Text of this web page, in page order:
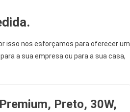
isso nos esforçamos para oferecer um
a sua empresa ou para a sua casa,
Preto, 30W,